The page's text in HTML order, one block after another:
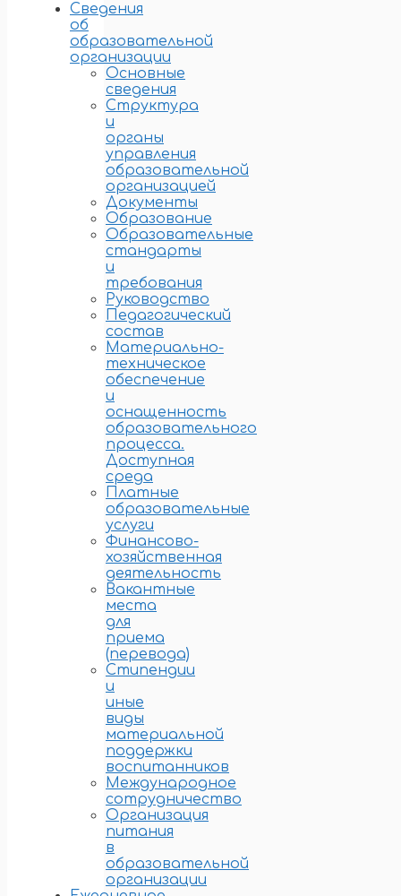
Сведения
об
образовательной
организации
Основные
сведения
Структура
и
органы
управления
образовательной
организацией
Документы
Образование
Образовательные
стандарты
и
требования
Руководство
Педагогический
состав
Материально-
техническое
обеспечение
и
оснащенность
образовательного
процесса.
Доступная
среда
Платные
образовательные
услуги
Финансово-
хозяйственная
деятельность
Вакантные
места
для
приема
(перевода)
Стипендии
и
иные
виды
материальной
поддержки
воспитанников
Международное
сотрудничество
Организация
питания
в
образовательной
организации